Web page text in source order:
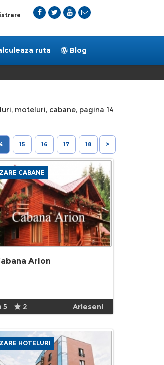
ruta Blog
moteluri, cabane, pagina 14
15 16 17 18 >
CABANE
Arion
5 2 Arieseni
HOTELURI